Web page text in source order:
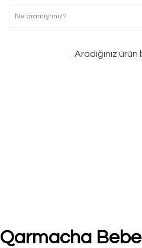
Aradığınız
Qarmacha